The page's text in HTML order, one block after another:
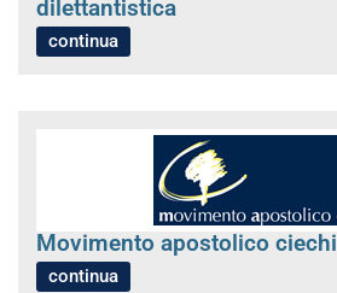
dilettantistica
continua
Movimento apostolico ciechi
continua